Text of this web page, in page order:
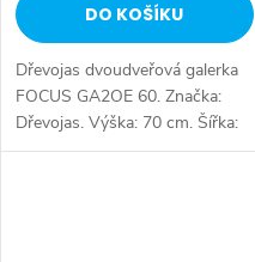
DO KOŠÍKU
Dřevojas dvoudveřová galerka
FOCUS GA2OE 60. Značka:
Dřevojas. Výška: 70 cm. Šířka:
60 cm. Hloubka: 15 cm. Úložný